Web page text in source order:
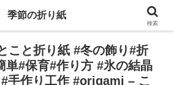
こと折り紙 #冬の飾り#折
単#保育#作り方 #氷の結晶
手作り工作 #origami – こ
季節の折り紙
検索